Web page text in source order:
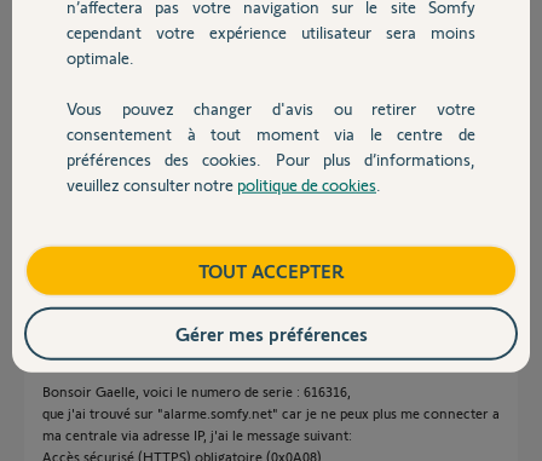
Devis avec un pro
Contact
Réponses
Afin de diagnostiquer la source du défaut que vous rencontrez, je vais
avoir besoin du numéro d'identification de votre Centrale/Transmetteur.
Il s'agit d'un numéro à six chiffres commençant par un 5 ou un 6 que
vous trouverez dans votre Liste des éléments.
il y a plus de 4 ans
Bonsoir Gaelle, voici le numero de serie : 616316,
que j'ai trouvé sur "alarme.somfy.net" car je ne peux plus me connecter a
ma centrale via adresse IP, j'ai le message suivant:
Accès sécurisé (HTTPS) obligatoire (0x0A08)
n’affectera pas votre navigation sur le site Somfy
cependant votre expérience utilisateur sera moins
optimale.
Vous pouvez changer d'avis ou retirer votre
consentement à tout moment via le centre de
préférences des cookies. Pour plus d’informations,
veuillez consulter notre politique de cookies
TOUT ACCEPTER
Gérer mes préférences